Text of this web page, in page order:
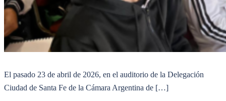
El pasado 23 de abril de 2026, en el auditorio de la Delegación
Ciudad de Santa Fe de la Cámara Argentina de […]